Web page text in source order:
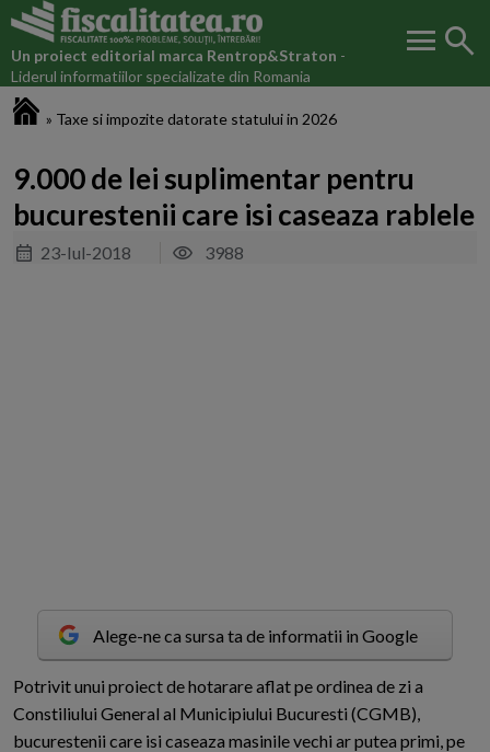
Un proiect editorial marca Rentrop&Straton -
Liderul informatiilor specializate din Romania
menu search
» Taxe si impozite datorate statului in 2026
9.000 de lei suplimentar pentru
bucurestenii care isi caseaza rablele
23-Iul-2018 3988
Alege-ne ca sursa ta de informatii in Google
Potrivit unui proiect de hotarare aflat pe ordinea de zi a
Constiliului General al Municipiului Bucuresti (CGMB),
bucurestenii care isi caseaza masinile vechi ar putea primi, pe